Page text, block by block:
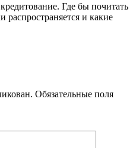
Где бы почитать
распространяется и какие
Обязательные поля